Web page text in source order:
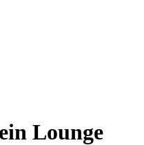
Lounge